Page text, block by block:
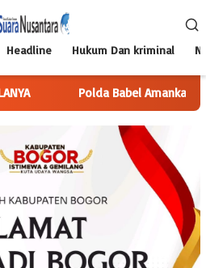
Headline Hukum Dan kriminal
Polda Babel Amankan Pria Di